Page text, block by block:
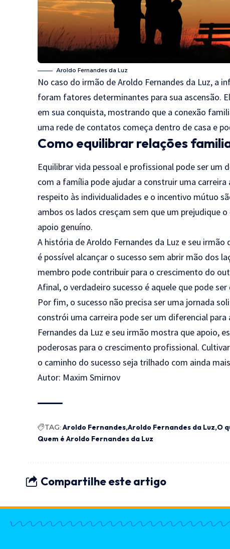
Aroldo Fernandes da Luz
No caso do irmão de Aroldo Fernandes da Luz, a
foram fatores determinantes para sua ascensão.
em sua conquista, mostrando que a conexão
uma rede de contatos começa dentro de casa e
Como equilibrar relações
Equilibrar vida pessoal e profissional pode ser
com a família pode ajudar a construir uma
respeito às individualidades e o incentivo mútuo
ambos os lados cresçam sem que um prejudique
apoio genuíno.
A história de Aroldo Fernandes da Luz e seu
é possível alcançar o sucesso sem abrir mão dos
membro pode contribuir para o crescimento do
Afinal, o verdadeiro sucesso é aquele que pode
Por fim, o sucesso não precisa ser uma jornada
constrói uma carreira pode ser um diferencial
Fernandes da Luz e seu irmão mostra que apoio,
poderosas para o crescimento profissional.
o caminho do sucesso seja trilhado com ainda
Autor: Maxim Smirnov
TAG:Aroldo Fernandes Aroldo Fernandes da Luz O
Quem é Aroldo Fernandes da Luz
Compartilhe este artigo